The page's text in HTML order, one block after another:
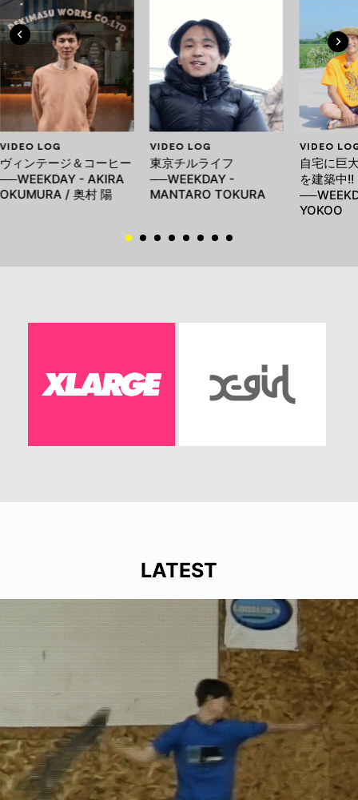
VIDEO LOG
ヴィンテージ＆コーヒー
──WEEKDAY - AKIRA
OKUMURA / 奥村 陽
VIDEO LOG
東京チルライフ
──WEEKDAY -
MANTARO TOKURA
VIDEO
自宅に巨
を建築中!!
YOKOO
LATEST